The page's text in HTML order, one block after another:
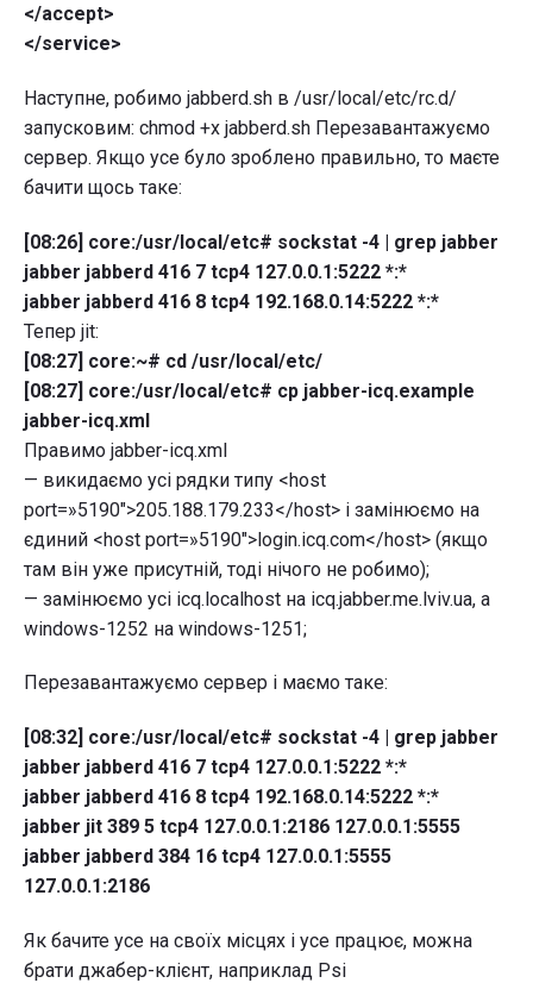
</accept>
</service>
Наступне, робимо jabberd.sh в /usr/local/etc/rc.d/
запусковим: chmod +x jabberd.sh Перезавантажуємо
сервер. Якщо усе було зроблено правильно, то маєте
бачити щось таке:
[08:26] core:/usr/local/etc# sockstat -4 | grep jabber
jabber jabberd 416 7 tcp4 127.0.0.1:5222 *:*
jabber jabberd 416 8 tcp4 192.168.0.14:5222 *:*
Тепер jit:
[08:27] core:~# cd /usr/local/etc/
[08:27] core:/usr/local/etc# cp jabber-icq.example
jabber-icq.xml
Правимо jabber-icq.xml
— викидаємо усі рядки типу <host
port=»5190″>205.188.179.233</host> і замінюємо на
єдиний <host port=»5190″>login.icq.com</host> (якщо
там він уже присутній, тоді нічого не робимо);
— замінюємо усі icq.localhost на icq.jabber.me.lviv.ua, а
windows-1252 на windows-1251;
Перезавантажуємо сервер і маємо таке:
[08:32] core:/usr/local/etc# sockstat -4 | grep jabber
jabber jabberd 416 7 tcp4 127.0.0.1:5222 *:*
jabber jabberd 416 8 tcp4 192.168.0.14:5222 *:*
jabber jit 389 5 tcp4 127.0.0.1:2186 127.0.0.1:5555
jabber jabberd 384 16 tcp4 127.0.0.1:5555
127.0.0.1:2186
Як бачите усе на своїх місцях і усе працює, можна
брати джабер-клієнт, наприклад Psi